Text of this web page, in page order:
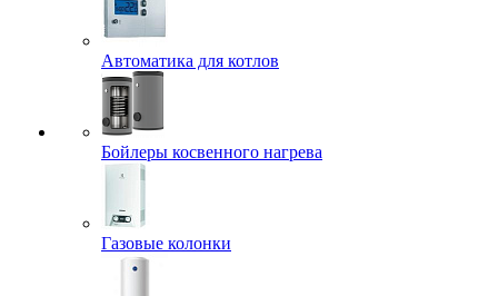
Автоматика для котлов
Бойлеры косвенного нагрева
Газовые колонки